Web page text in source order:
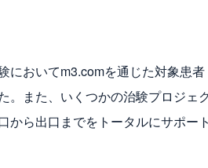
おいてm3.comを通じた対象患
また、いくつかの治験プロジェ
ら出口までをトータルにサポー